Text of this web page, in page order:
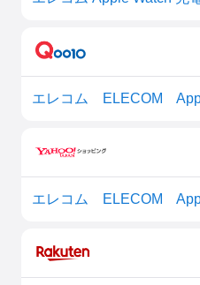
エレコム ELECOM